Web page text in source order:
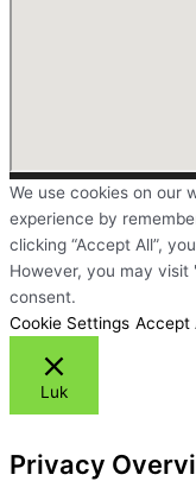
We use cookies on our
experience by
clicking “Accept All”,
However, you may
consent.
Cookie Settings Accept
Luk
Privacy